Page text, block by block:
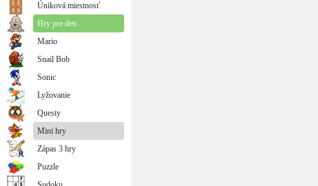
Úniková miestnosť
Hry pre deti
Mario
Snail Bob
Sonic
Lyžovanie
Questy
Mini hry
Zápas 3 hry
Puzzle